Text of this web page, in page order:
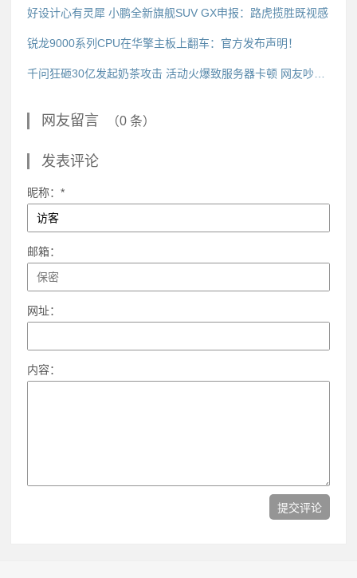
好设计心有灵犀 小鹏全新旗舰SUV GX申报：路虎揽胜既视感
锐龙9000系列CPU在华擎主板上翻车：官方发布声明！
网友留言 （0 条）
发表评论
昵称：*
邮箱：
网址：
内容：